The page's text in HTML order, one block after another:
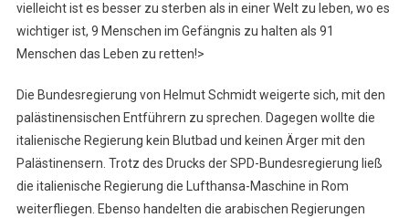
vielleicht ist es besser zu sterben als in einer Welt zu leben, wo es
wichtiger ist, 9 Menschen im Gefängnis zu halten als 91
Menschen das Leben zu retten!>
Die Bundesregierung von Helmut Schmidt weigerte sich, mit den
palästinensischen Entführern zu sprechen. Dagegen wollte die
italienische Regierung kein Blutbad und keinen Ärger mit den
Palästinensern. Trotz des Drucks der SPD-Bundesregierung ließ
die italienische Regierung die Lufthansa-Maschine in Rom
weiterfliegen. Ebenso handelten die arabischen Regierungen